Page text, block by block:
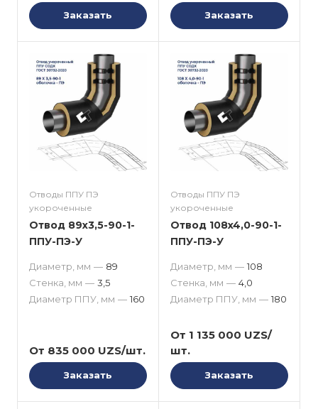
Заказать Заказать
Отводы ППУ ПЭ
укороченные
Отвод 89x3,5-90-1-
ППУ-ПЭ-У
Диаметр, мм — 89
Стенка, мм — 3,5
Диаметр ППУ, мм — 160
От 835 000 UZS/шт.
Заказать
Отводы ППУ ПЭ
укороченные
Отвод 108x4,0-90-1-
ППУ-ПЭ-У
Диаметр, мм — 108
Стенка, мм — 4,0
Диаметр ППУ, мм — 180
От 1 135 000 UZS/
шт.
Заказать